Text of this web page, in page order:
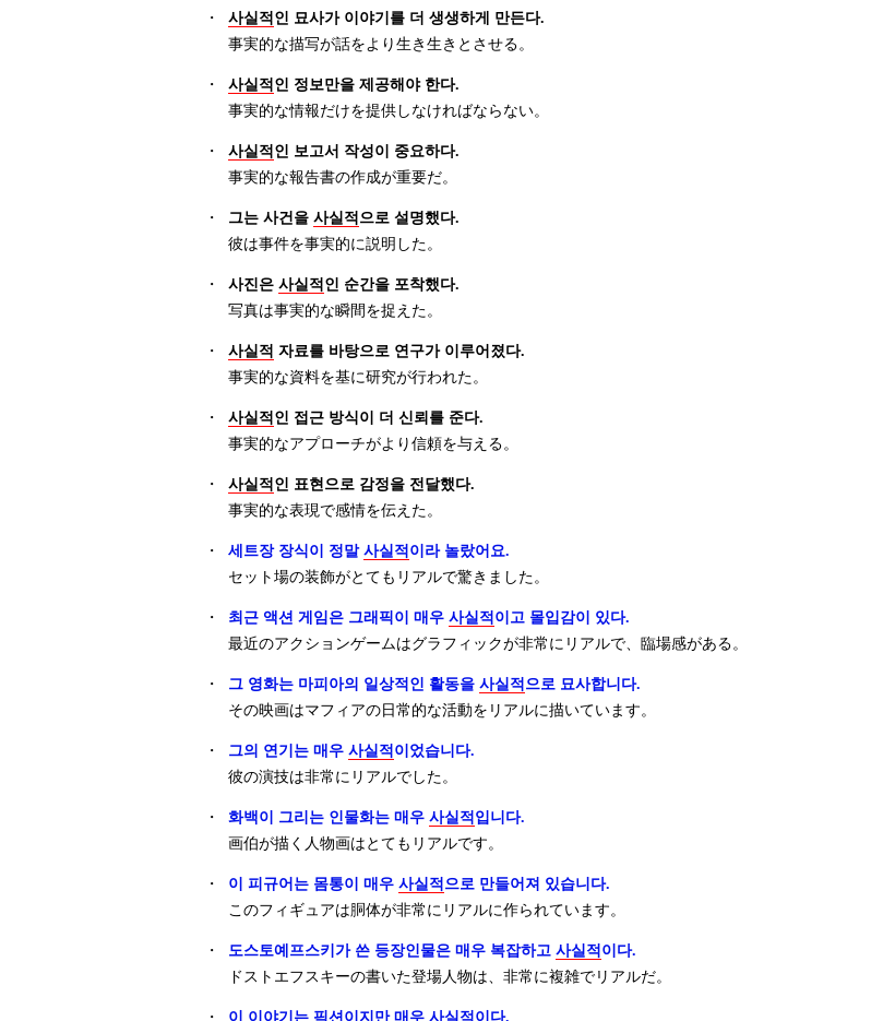
・ 사실적 인 묘사가 이야기를 더 생생하게 만든다.
事実的な描写が話をより生き生きとさせる。
・ 사실적 인 정보만을 제공해야 한다.
事実的な情報だけを提供しなければならない。
・ 사실적 인 보고서 작성이 중요하다.
事実的な報告書の作成が重要だ。
・ 그는 사건을 사실적 으로 설명했다.
彼は事件を事実的に説明した。
・ 사진은 사실적 인 순간을 포착했다.
写真は事実的な瞬間を捉えた。
・ 사실적 자료를 바탕으로 연구가 이루어졌다.
事実的な資料を基に研究が行われた。
・ 사실적 인 접근 방식이 더 신뢰를 준다.
事実的なアプローチがより信頼を与える。
・ 사실적 인 표현으로 감정을 전달했다.
事実的な表現で感情を伝えた。
・ 세트장 장식이 정말 사실적 이라 놀랐어요.
セット場の装飾がとてもリアルで驚きました。
・ 최근 액션 게임은 그래픽이 매우 사실적 이고 몰입감이 있다.
最近のアクションゲームはグラフィックが非常にリアルで、臨場感がある。
・ 그 영화는 마피아의 일상적인 활동을 사실적 으로 묘사합니다.
その映画はマフィアの日常的な活動をリアルに描いています。
・ 그의 연기는 매우 사실적 이었습니다.
彼の演技は非常にリアルでした。
・ 화백이 그리는 인물화는 매우 사실적 입니다.
画伯が描く人物画はとてもリアルです。
・ 이 피규어는 몸통이 매우 사실적 으로 만들어져 있습니다.
このフィギュアは胴体が非常にリアルに作られています。
・ 도스토예프스키가 쓴 등장인물은 매우 복잡하고 사실적 이다.
ドストエフスキーの書いた登場人物は、非常に複雑でリアルだ。
・ 이 이야기는 픽션이지만 매우 사실적 이다.